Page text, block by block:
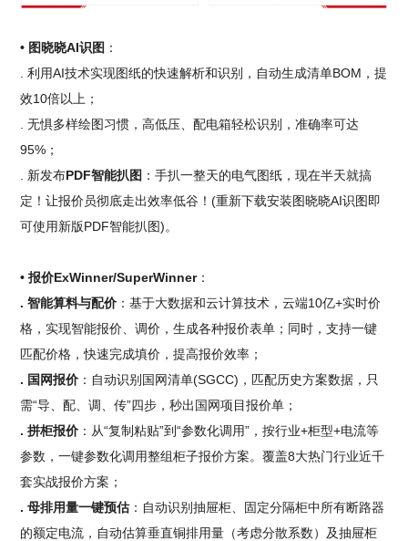
• 图晓晓AI识图 ：
. 利用AI技术实现图纸的快速解析和识别，自动生成清单BOM，提
效10倍以上；
. 无惧多样绘图习惯，高低压、配电箱轻松识别，准确率可达
95%；
. 新发布PDF智能扒图 ：手扒一整天的电气图纸，现在半天就搞
定！让报价员彻底走出效率低谷！(重新下载安装图晓晓AI识图即
可使用新版PDF智能扒图)。
• 报价ExWinner/SuperWinner：
. 智能算料与配价 ：基于大数据和云计算技术，云端10亿+实时价
格，实现智能报价、调价，生成各种报价表单；同时，支持一键
匹配价格，快速完成填价，提高报价效率；
. 国网报价 ：自动识别国网清单(SGCC)，匹配历史方案数据，只
需“导、配、调、传”四步，秒出国网项目报价单；
. 拼柜报价 ：从“复制粘贴”到“参数化调用”，按行业+柜型+电流等
参数，一键参数化调用整组柜子报价方案。覆盖8大热门行业近千
套实战报价方案；
. 母排用量一键预估 ：自动识别抽屉柜、固定分隔柜中所有断路器
的额定电流，自动估算垂直铜排用量（考虑分散系数）及抽屉柜